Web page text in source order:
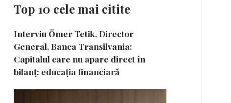
Top 10 cele mai citite
Interviu Ömer Tetik, Director
General, Banca Transilvania:
Capitalul care nu apare direct în
bilanț: educația financiară